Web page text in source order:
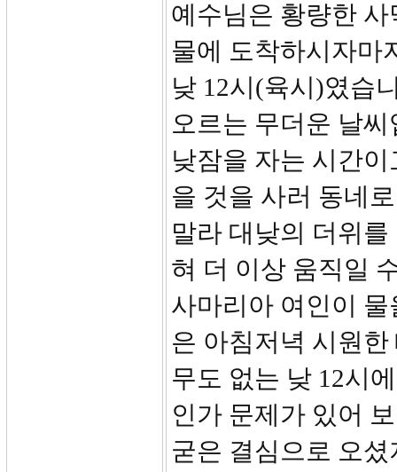
예수님은 황량한
물에 도착하시자마
낮 12시(육시)였습
오르는 무더운 날
낮잠을 자는 시간
을 것을 사러 동네
말라 대낮의 더위
혀 더 이상 움직일
사마리아 여인이
은 아침저녁 시원
무도 없는 낮 12시
인가 문제가 있어
굳은 결심으로 오